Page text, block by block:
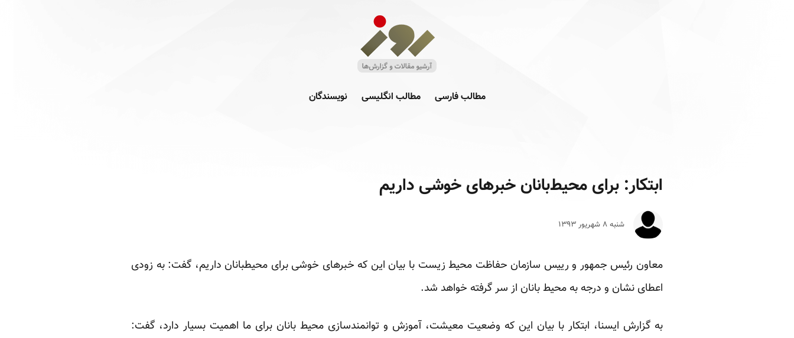
مطالب فارسی مطالب انگلیسی نویسندگان
ابتکار: برای محیط‌‌بانان خبرهای خوشی داریم
شنبه ۸ شهريور ۱۳۹۳
معاون رئیس جمهور و رییس سازمان حفاظت محیط زیست با بیان این که خبرهای خوشی برای محیطبانان داریم، گفت: به زودی
اعطای نشان و درجه به محیط بانان از سر گرفته خواهد شد.
به گزارش ایسنا، ابتکار با بیان این که وضعیت معیشت، آموزش و توانمندسازی محیط بانان برای ما اهمیت بسیار دارد، گفت: